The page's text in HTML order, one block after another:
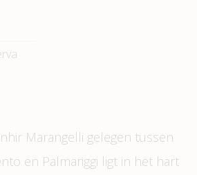
Marangelli gelegen tussen
en Palmariggi ligt in het hart